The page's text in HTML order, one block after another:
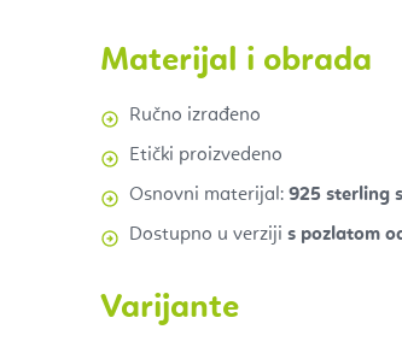
Materijal i obrada
Ručno izrađeno
Etički proizvedeno
Osnovni materijal: 925 sterling
Dostupno u verziji s pozlatom
Varijante